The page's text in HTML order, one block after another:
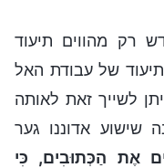
רק מהווים תיעוד
של עבודת האל
לשייך זאת לאותה
שישוע אדוננו גער
אֶת הַכְּתוּבִים, כִּי